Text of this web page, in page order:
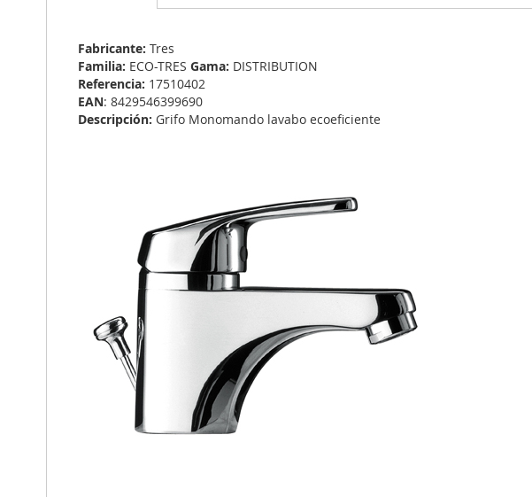
galería
imágenes
Fabricante: Tres
Familia: ECO-TRES Gama: DISTRIBUTION
Referencia: 17510402
EAN: 8429546399690
Descripción: Grifo Monomando lavabo ecoeficiente